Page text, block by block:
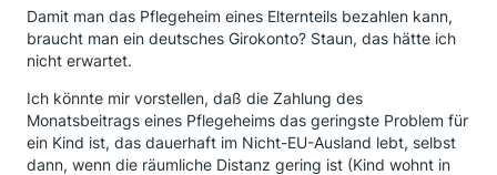
Damit man das Pflegeheim eines Elternteils bezahlen kann,
braucht man ein deutsches Girokonto? Staun, das hätte ich
nicht erwartet.
Ich könnte mir vorstellen, daß die Zahlung des
Monatsbeitrags eines Pflegeheims das geringste Problem für
ein Kind ist, das dauerhaft im Nicht-EU-Ausland lebt, selbst
dann, wenn die räumliche Distanz gering ist (Kind wohnt in